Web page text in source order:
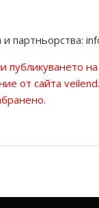
партньорства:
публикуването
от сайта